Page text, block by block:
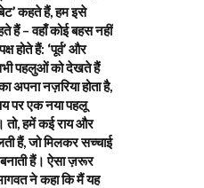
कहते हैं, हम इसे
हैं – वहाँ कोई बहस नहीं
होते हैं: ‘पूर्व’ और
पहलुओं को देखते हैं
अपना नज़रिया होता है,
पर एक नया पहलू
तो, हमें कई राय और
हैं, जो मिलकर सच्चाई
बनाती हैं। ऐसा ज़रूर
ने कहा कि मैं यह